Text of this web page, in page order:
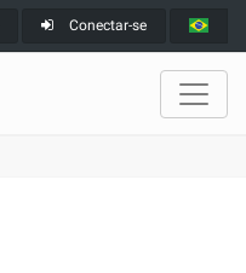
Conectar-se